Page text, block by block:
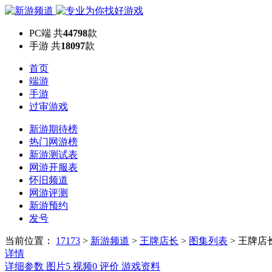
PC端 共44798款
手游 共18097款
首页
端游
手游
过审游戏
新游期待榜
热门网游榜
新游测试表
网游开服表
怀旧频道
网游评测
新游预约
发号
当前位置： 17173 > 新游频道 > 王牌店长 > 图集列表 > 王牌店
详情
详细参数 图片5 视频0 评价 游戏资料